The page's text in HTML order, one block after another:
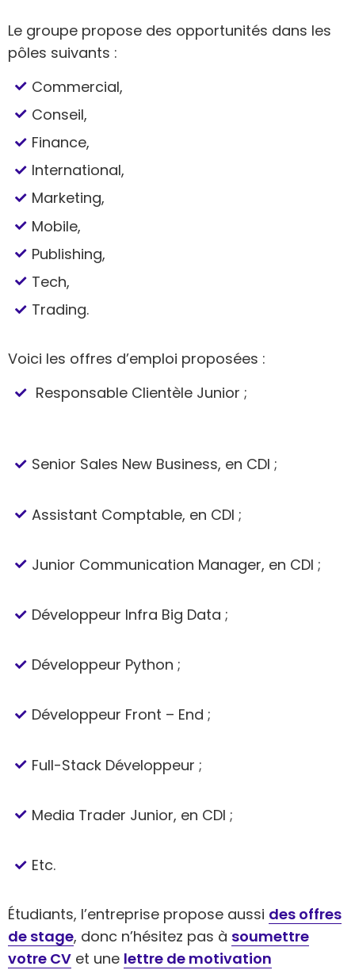
Le groupe propose des opportunités dans les
pôles suivants :
Commercial,
Conseil,
Finance,
International,
Marketing,
Mobile,
Publishing,
Tech,
Trading.
Voici les offres d’emploi proposées :
Responsable Clientèle Junior ;
Senior Sales New Business, en CDI ;
Assistant Comptable, en CDI ;
Junior Communication Manager, en CDI ;
Développeur Infra Big Data ;
Développeur Python ;
Développeur Front – End ;
Full-Stack Développeur ;
Media Trader Junior, en CDI ;
Etc.
Étudiants, l’entreprise propose aussi des offres
de stage, donc n’hésitez pas à soumettre
votre CV et une lettre de motivation